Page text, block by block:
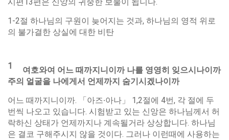
1-2절 하나님의 구원이 늦어지는 것과, 하나님의 영적 위로
의 불가결한 상실에 대한 비탄
1 여호와여 어느 때까지니이까 나를 영영히 잊으시나이까
주의 얼굴을 나에게서 언제까지 숨기시겠나이까
어느 때까지니이까. 「아즈∙아나」 1,2절에 4번, 각 절에 두
번씩 나오고 있습니다. 시험받고 있는 신앙은 하나님께서 허
락하신 상태가 언제까지나 계속될거라 상상합니다. 하나님
은 결코 구해주시지 않을 것이다. 그러나 이런때에 사용하는